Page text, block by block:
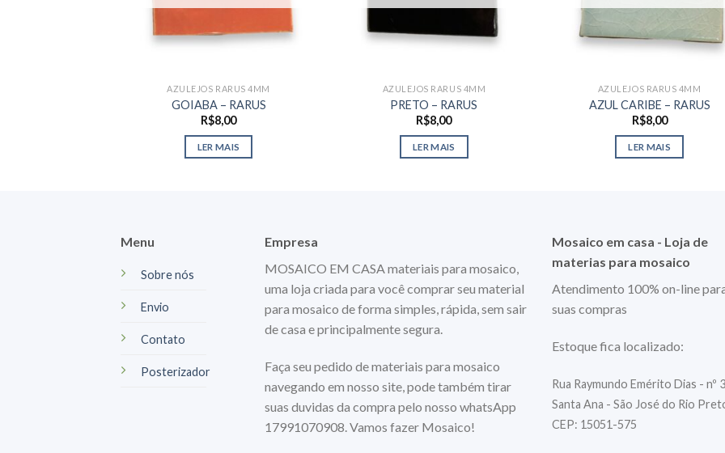
AZULEJOS RARUS 4MM
GOIABA – RARUS
R$8,00
LER MAIS
AZULEJOS RARUS 4MM
PRETO – RARUS
R$8,00
LER MAIS
AZULEJOS RARUS 4MM
AZUL CARIBE – RARUS
R$8,00
LER MAIS
Menu
Sobre nós
Envio
Contato
Posterizador
Empresa
MOSAICO EM CASA materiais para mosaico,
uma loja criada para você comprar seu material
para mosaico de forma simples, rápida, sem sair
de casa e principalmente segura.
Faça seu pedido de materiais para mosaico
navegando em nosso site, pode também tirar
suas duvidas da compra pelo nosso whatsApp
17991070908. Vamos fazer Mosaico!
Mosaico em casa - Loja de
materias para mosaico
Atendimento 100% on-line
suas compras
Estoque fica localizado:
Rua Raymundo Emérito Dias - nº
Santa Ana - São José do Rio
CEP: 15051-575